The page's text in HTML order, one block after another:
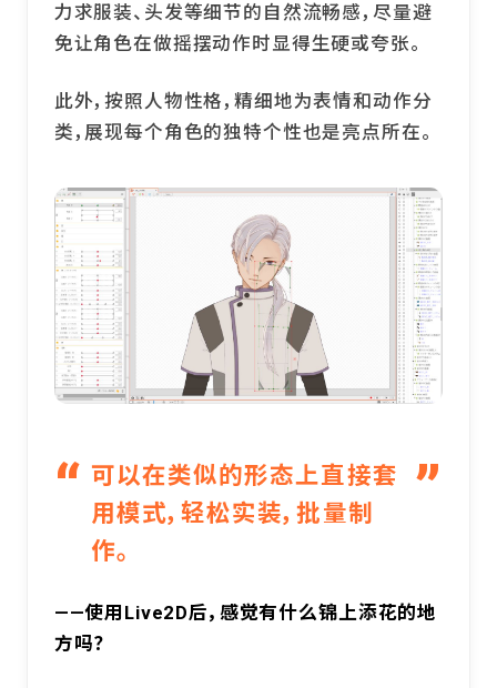
力求服装、头发等细节的自然流畅感，尽量避
免让角色在做摇摆动作时显得生硬或夸张。
此外，按照人物性格，精细地为表情和动作分
类，展现每个角色的独特个性也是亮点所在。
可以在类似的形态上直接套
用模式，轻松实装，批量制
作。
——使用Live2D后，感觉有什么锦上添花的地
方吗？